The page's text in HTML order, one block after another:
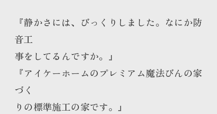
『静かさには、びっくりしました。なにか防
音工
事をしてるんですか。』
『アイケーホームのプレミアム魔法びんの家
づく
りの標準施工の家です。』